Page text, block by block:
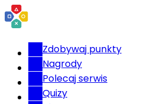
Zdobywaj punkty
Nagrody
Polecaj serwis
Quizy